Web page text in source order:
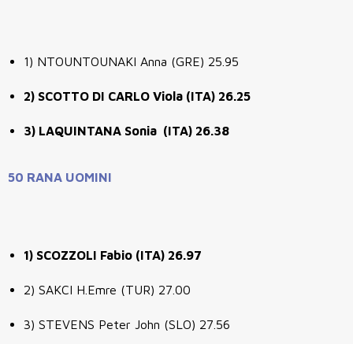
1) NTOUNTOUNAKI Anna (GRE) 25.95
2) SCOTTO DI CARLO Viola (ITA) 26.25
3) LAQUINTANA Sonia (ITA) 26.38
50 RANA UOMINI
1) SCOZZOLI Fabio (ITA) 26.97
2) SAKCI H.Emre (TUR) 27.00
3) STEVENS Peter John (SLO) 27.56